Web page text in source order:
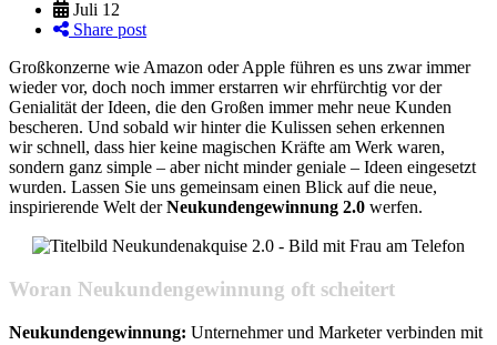
Juli 12
Share post
Großkonzerne wie Amazon oder Apple führen es uns zwar immer
wieder vor, doch noch immer erstarren wir ehrfürchtig vor der
Genialität der Ideen, die den Großen immer mehr neue Kunden
bescheren. Und sobald wir hinter die Kulissen sehen erkennen
wir schnell, dass hier keine magischen Kräfte am Werk waren,
sondern ganz simple – aber nicht minder geniale – Ideen eingesetzt
wurden. Lassen Sie uns gemeinsam einen Blick auf die neue,
inspirierende Welt derNeukundengewinnung 2.0 werfen.
Woran Neukundengewinnung oft scheitert
Neukundengewinnung: Unternehmer und Marketer verbinden mit